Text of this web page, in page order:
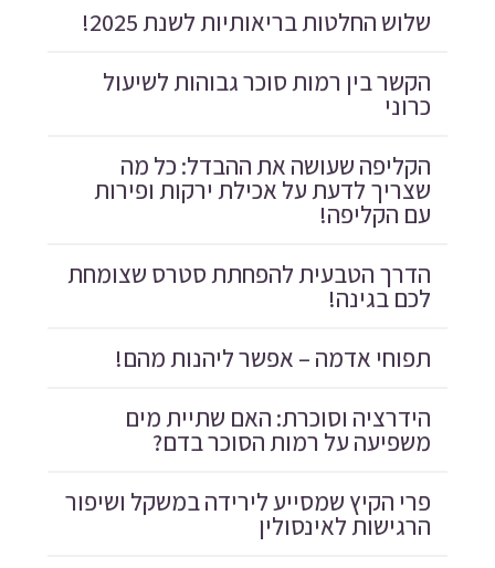
שלוש החלטות בריאותיות לשנת 2025!
הקשר בין רמות סוכר גבוהות לשיעול
כרוני
הקליפה שעושה את ההבדל: כל מה
שצריך לדעת על אכילת ירקות ופירות
עם הקליפה!
הדרך הטבעית להפחתת סטרס שצומחת
לכם בגינה!
תפוחי אדמה – אפשר ליהנות מהם!
הידרציה וסוכרת: האם שתיית מים
משפיעה על רמות הסוכר בדם?
פרי הקיץ שמסייע לירידה במשקל ושיפור
הרגישות לאינסולין